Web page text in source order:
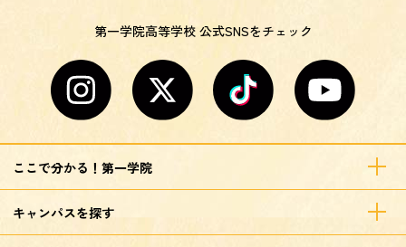
第一学院高等学校 公式SNSをチェック
ここで分かる！第一学院
キャンパスを探す